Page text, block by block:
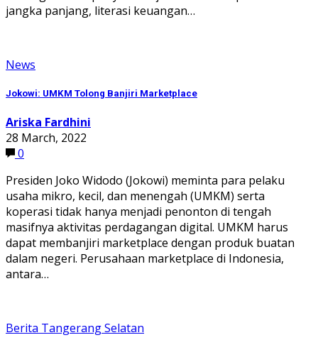
jangka panjang, literasi keuangan…
News
Jokowi: UMKM Tolong Banjiri Marketplace
Ariska Fardhini
28 March, 2022
0
Presiden Joko Widodo (Jokowi) meminta para pelaku
usaha mikro, kecil, dan menengah (UMKM) serta
koperasi tidak hanya menjadi penonton di tengah
masifnya aktivitas perdagangan digital. UMKM harus
dapat membanjiri marketplace dengan produk buatan
dalam negeri. Perusahaan marketplace di Indonesia,
antara…
Berita Tangerang Selatan